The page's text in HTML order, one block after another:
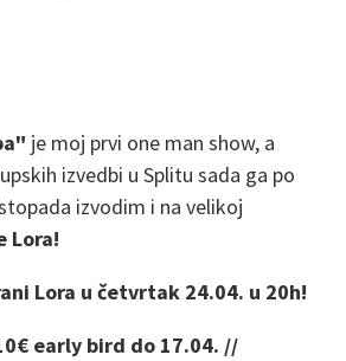
je moj prvi one man show, a
izvedbi u Splitu sada ga po
izvodim i na velikoj
Lora!
Lora u četvrtak 24.04. u 20h!
early bird do 17.04. //